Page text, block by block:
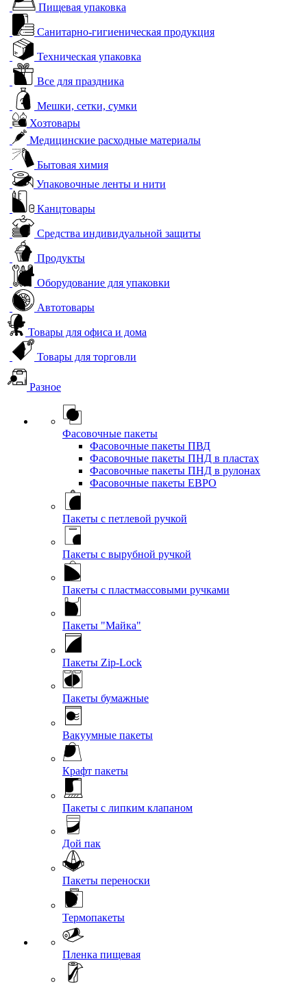
Пищевая упаковка
Санитарно-гигиеническая продукция
Техническая упаковка
Все для праздника
Мешки, сетки, сумки
Хозтовары
Медицинские расходные материалы
Бытовая химия
Упаковочные ленты и нити
Канцтовары
Средства индивидуальной защиты
Продукты
Оборудование для упаковки
Автотовары
Товары для офиса и дома
Товары для торговли
Разное
Фасовочные пакеты
Фасовочные пакеты ПВД
Фасовочные пакеты ПНД в пластах
Фасовочные пакеты ПНД в рулонах
Фасовочные пакеты ЕВРО
Пакеты с петлевой ручкой
Пакеты с вырубной ручкой
Пакеты с пластмассовыми ручками
Пакеты "Майка"
Пакеты Zip-Lock
Пакеты бумажные
Вакуумные пакеты
Крафт пакеты
Пакеты с липким клапаном
Дой пак
Пакеты переноски
Термопакеты
Пленка пищевая